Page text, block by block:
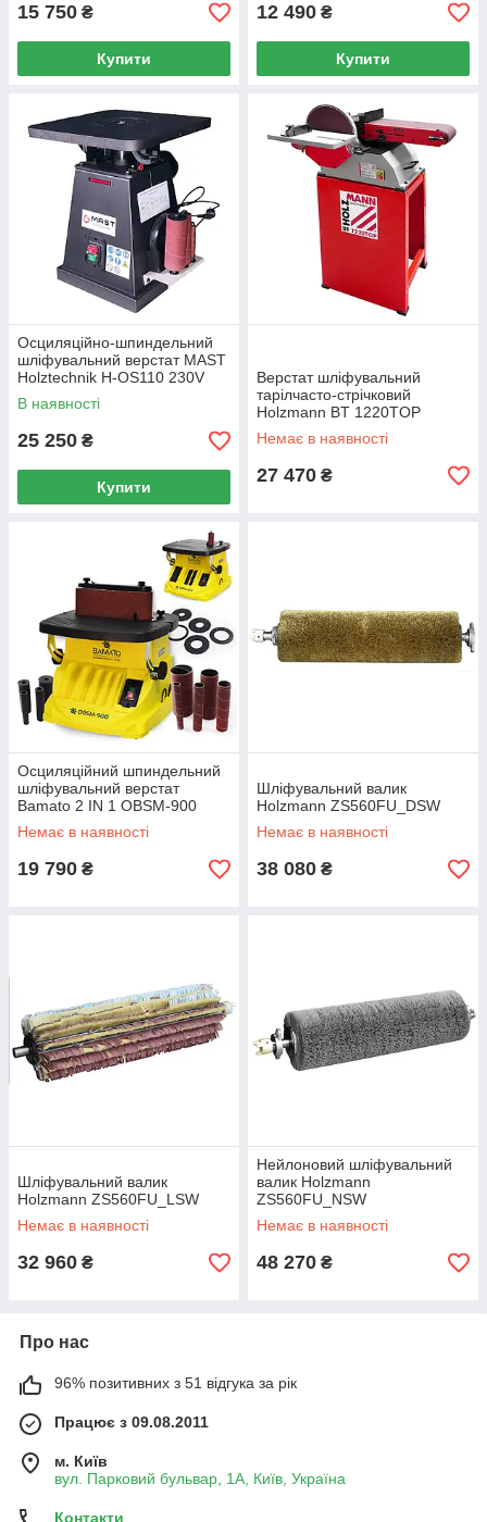
15 750 ₴
Купити
12 490 ₴
Купити
Осциляційно-шпиндельний
шліфувальний верстат MAST
Holztechnik H-OS110 230V
В наявності
25 250 ₴
Купити
Верстат шліфувальний
тарілчасто-стрічковий
Holzmann BT 1220TOP
Немає в наявності
27 470 ₴
Осциляційний шпиндельний
шліфувальний верстат
Bamato 2 IN 1 OBSM-900
Немає в наявності
19 790 ₴
Шліфувальний валик
Holzmann ZS560FU_DSW
Немає в наявності
38 080 ₴
Шліфувальний валик
Holzmann ZS560FU_LSW
Немає в наявності
32 960 ₴
Нейлоновий шліфувальний
валик Holzmann
ZS560FU_NSW
Немає в наявності
48 270 ₴
Про нас
96% позитивних з 51 відгука за рік
Працює з 09.08.2011
м. Київ
вул. Парковий бульвар, 1А, Київ, Україна
Контакти